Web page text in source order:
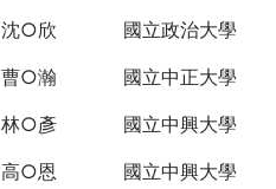
沈○欣 國立政治大學
曹○瀚 國立中正大學
林○彥 國立中興大學
高○恩 國立中興大學